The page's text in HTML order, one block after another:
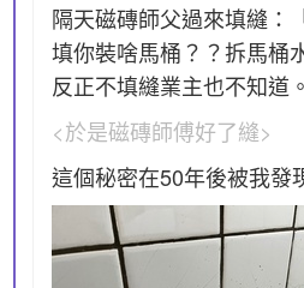
隔天磁磚師父過來填縫：
填你裝啥馬桶？？拆馬桶
反正不填縫業主也不知道
<於是磁磚師傅好了縫>
這個秘密在50年後被我發